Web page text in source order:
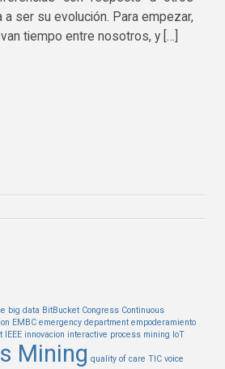
ser su evolución. Para empezar,
tiempo entre nosotros, y […]
big data BitBucket Congress Continuous
EMBC emergency department empoderamiento
IEEE innovacion interactive process mining IoT
Mining quality of care TIC voice